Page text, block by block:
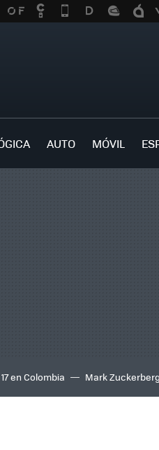
AUTO MÓVIL
en Colombia Mark Zuckerberg
IA TCL C8K